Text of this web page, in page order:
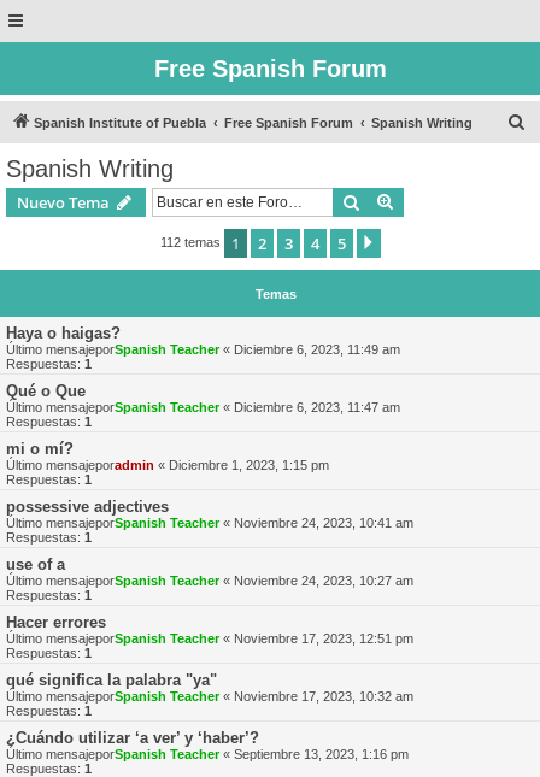
Free Spanish Forum
Spanish Institute of Puebla Free Spanish Forum Spanish Writing
Spanish Writing
Nuevo Tema Buscar
112 temas 1 2 3 4 5
Temas
Haya o haigas?
Último mensajeporSpanish Teacher« Diciembre 6, 2023, 11:49 am
Respuestas: 1
Qué o Que
Último mensajeporSpanish Teacher« Diciembre 6, 2023, 11:47 am
Respuestas: 1
mi o mí?
Último mensajeporadmin « Diciembre 1, 2023, 1:15 pm
Respuestas: 1
possessive adjectives
Último mensajeporSpanish Teacher« Noviembre 24, 2023, 10:41 am
Respuestas: 1
use of a
Último mensajeporSpanish Teacher« Noviembre 24, 2023, 10:27 am
Respuestas: 1
Hacer errores
Último mensajeporSpanish Teacher« Noviembre 17, 2023, 12:51 pm
Respuestas: 1
qué significa la palabra "ya"
Último mensajeporSpanish Teacher« Noviembre 17, 2023, 10:32 am
Respuestas: 1
¿Cuándo utilizar ‘a ver’ y ‘haber’?
Último mensajeporSpanish Teacher« Septiembre 13, 2023, 1:16 pm
Respuestas: 1